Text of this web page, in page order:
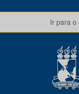
Ir para o